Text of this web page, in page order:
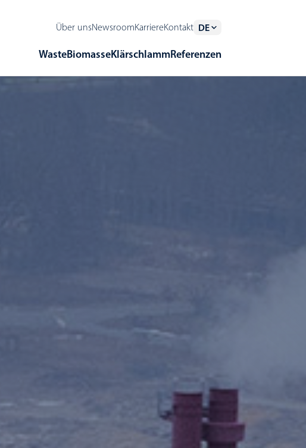
Über unsNewsroomKarriereKontakt DE
WasteBiomasseKlärschlammReferenzen